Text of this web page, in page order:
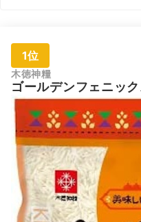
1位
木徳神糧
ゴールデンフェニッ